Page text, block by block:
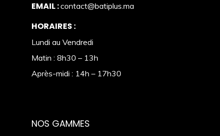
EMAIL :contact@batiplus.ma
HORAIRES :
Lundi au Vendredi
Matin : 8h30 – 13h
Après-midi : 14h – 17h30
NOS GAMMES